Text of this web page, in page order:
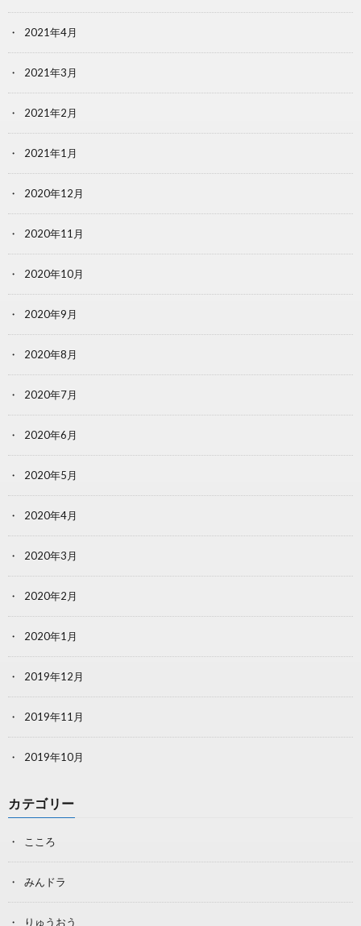
2021年4月
2021年3月
2021年2月
2021年1月
2020年12月
2020年11月
2020年10月
2020年9月
2020年8月
2020年7月
2020年6月
2020年5月
2020年4月
2020年3月
2020年2月
2020年1月
2019年12月
2019年11月
2019年10月
カテゴリー
こころ
みんドラ
りゅうおう